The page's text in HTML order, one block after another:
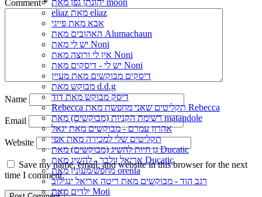
eliaz מאת eliaz
אבא מאת פייגי
האהובים מאת Alumachaun
יש לי מאת Noni
אין לי ורוצה מאת Noni
יש לי - דיסקים מאת Noni
דיסקים מבוקשים מאת מעיין
מבוקש מאת d.d.g
דיסק מבוקש מאת דוד
Rebecca תקליטים שאני מחפשת מאת Rebecca
רשימת הקניות (מבוקשים) מאת matandole
אהרון עמרם - מבוקשים מאת יגאל
תקליטים שלי למכירה מאת אפי
גן חיות להשיג (מבוקשים) מאת Ducatic
אריאל זילבר - להשיג מאת Ducatic
מחפש/מעונין מאת orenla
רגב הוד - מבוקשים מאת ריטה אריאל ינגילוב
ילדים מאת Moti
Comment*
Name
Email
Website
Save my name, email, and website in this browser for the next
time I comment.